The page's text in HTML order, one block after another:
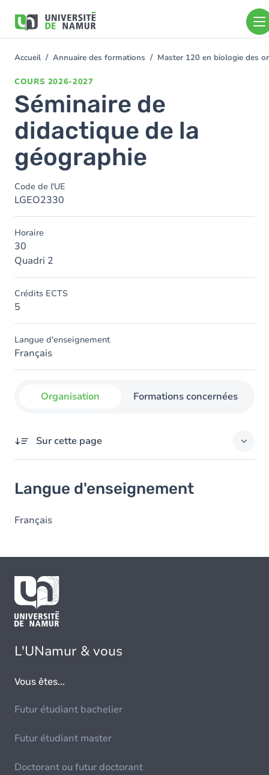
contenu
You
Accueil Annuaire des formations Master 120 en biologie des
COURS 2026-2027
Séminaire de
didactique de la
géographie
Code de l'UE
LGEO2330
Horaire
30
Quadri 2
Crédits ECTS
5
Langue d'enseignement
Français
Organisation Formations concernées
Sur cette page
Langue d'enseignement
Français
L'UNamur & vous
Vous êtes...
Futur étudiant bachelier
Futur étudiant master
Doctorant ou futur doctorant